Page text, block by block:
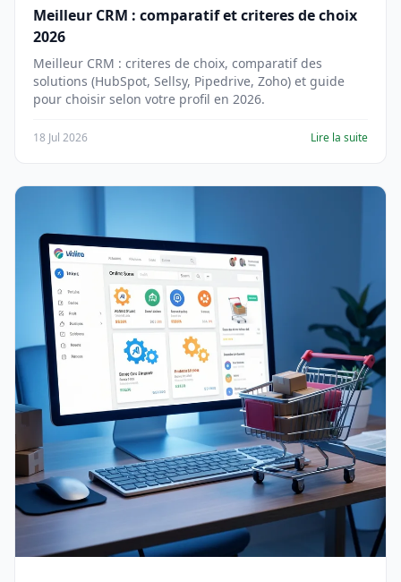
Meilleur CRM : comparatif et criteres de choix
2026
Meilleur CRM : criteres de choix, comparatif des
solutions (HubSpot, Sellsy, Pipedrive, Zoho) et guide
pour choisir selon votre profil en 2026.
18 Jul 2026 Lire la suite